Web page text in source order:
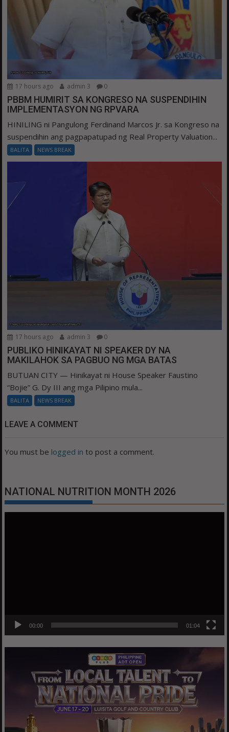
17 hours ago admin 3 0
PBBM HUMIRIT SA KONGRESO NA SUSPENDIHIN
IMPLEMENTASYON NG RPVARA
HINILING ni Pangulong Ferdinand Marcos Jr. sa Kongreso na
suspendihin ang pagpapatupad ng Real Property Valuation...
BALITA NEWS BREAK
17 hours ago admin 3 0
PUBLIKO HINIKAYAT NI SPEAKER DY NA
MAKILAHOK SA PAGBUO NG MGA BATAS
BUTUAN CITY — Hinikayat ni House Speaker Faustino
“Bojie” G. Dy III ang mga Pilipino mula...
BALITA NEWS BREAK
LEAVE A COMMENT
You must be logged in to post a comment.
NATIONAL NUTRITION MONTH 2026
00:00 01:04